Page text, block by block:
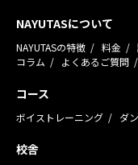
NAYUTASについて
NAYUTASの特徴 料金
コラム
よくあるご質問
コース
ボイストレーニング ダ
校舎